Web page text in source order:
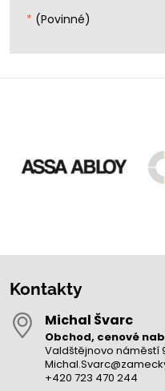
* (Povinné)
Kontakty
Michal Švarc
Obchod, cenové
Valdštějnovo náměstí
+420 723 470 244